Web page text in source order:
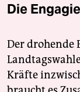
Die
Der drohende
Kräfte